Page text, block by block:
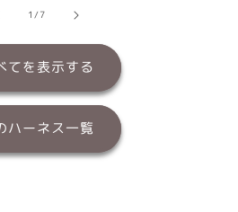
1/の
7
てを表示する
ハーネス一覧